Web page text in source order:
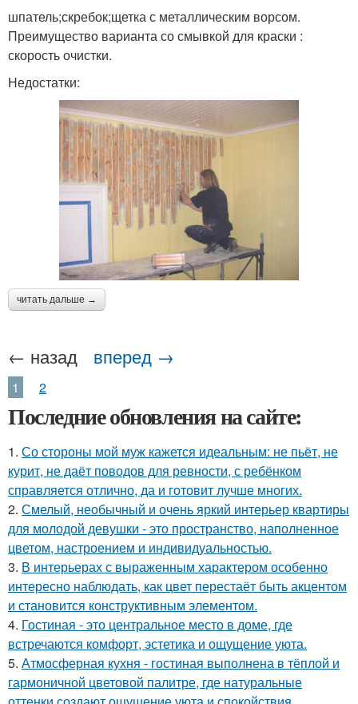
шпатель;скребок;щетка с металлическим ворсом.
Преимущество варианта со смывкой для краски :
скорость очистки.
Недостатки:
читать дальше →
← назад вперед →
1 2
Последние обновления на сайте:
1. Со стороны мой муж кажется идеальным: не пьёт, не
курит, не даёт поводов для ревности, с ребёнком
справляется отлично, да и готовит лучше многих.
2. Смелый, необычный и очень яркий интерьер квартиры
для молодой девушки - это пространство, наполненное
цветом, настроением и индивидуальностью.
3. В интерьерах с выраженным характером особенно
интересно наблюдать, как цвет перестаёт быть акцентом
и становится конструктивным элементом.
4. Гостиная - это центральное место в доме, где
встречаются комфорт, эстетика и ощущение уюта.
5. Атмосферная кухня - гостиная выполнена в тёплой и
гармоничной цветовой палитре, где натуральные